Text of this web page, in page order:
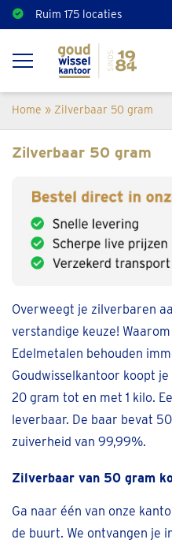
Ruim 175 locaties
Home » Zilverbaar 50 gram
Zilverbaar 50 gram
Overweegt je zilverbaren
verstandige keuze!
Edelmetalen behouden
Goudwisselkantoor koopt
20 gram tot en met 1 kilo.
leverbaar. De baar bevat
zuiverheid van 99,99%.
Zilverbaar van 50 gram
Ga naar één van onze
de buurt. We ontvangen je